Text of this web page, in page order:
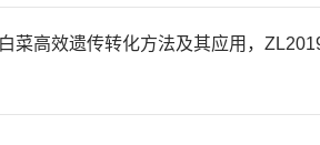
菜高效遗传转化方法及其应用，